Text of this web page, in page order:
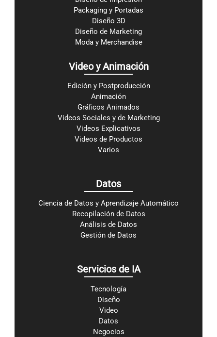
Packaging y Portadas
Diseño 3D
Diseño de Marketing
Moda y Merchandise
Video y Animación
Edición y Postproducción
Animación
Gráficos Animados
Videos Sociales y de Marketing
Videos Explicativos
Videos de Productos
Varios
Datos
Ciencia de Datos y Aprendizaje Automático
Recopilación de Datos
Análisis de Datos
Gestión de Datos
Servicios de IA
Tecnología
Diseño
Video
Datos
Negocios